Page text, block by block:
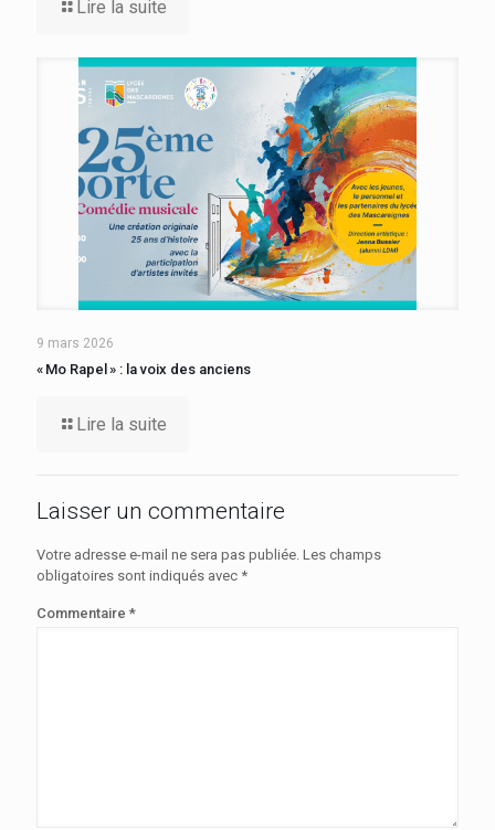
Lire la suite
9 mars 2026
« Mo Rapel » : la voix des anciens
Lire la suite
Laisser un commentaire
Votre adresse e-mail ne sera pas publiée. Les champs
obligatoires sont indiqués avec *
Commentaire *